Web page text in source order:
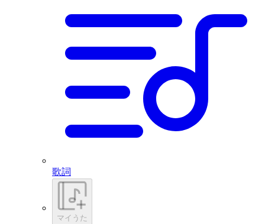
歌詞
マイうた